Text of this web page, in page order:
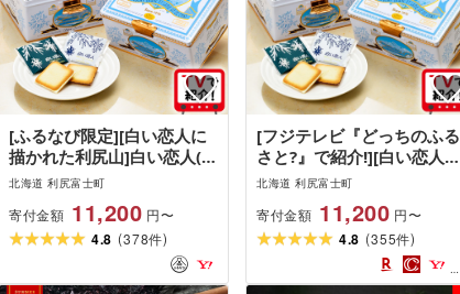
[ふるなび限定][白い恋人に
描かれた利尻山]白い恋人(ホ
ワイト&ブラック)36枚入
北海道 利尻富士町
寄付金額 11,200 円〜
4.8 (378件)
[フジテレビ『どっちのふる
さと?』で紹介!][白い恋人に
描かれた利尻山]白い恋人(ホ
北海道ふるさと納税 利尻富
士町 ふるさと納税 北海道
白い恋人 お菓子 焼き菓子
クッキー
北海道 利尻富士町
寄付金額 11,200 円〜
4.8 (355件)